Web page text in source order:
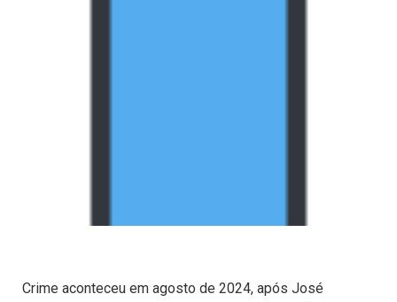
Crime aconteceu em agosto de 2024, após José